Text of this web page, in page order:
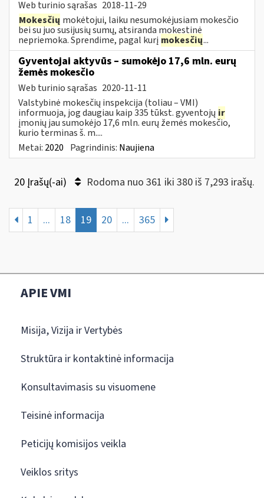
Web turinio sąrašas 2018-11-29
Mokesčių mokėtojui, laiku nesumokėjusiam mokesčio
bei su juo susijusių sumų, atsiranda mokestinė
nepriemoka. Sprendime, pagal kurį mokesčių...
Gyventojai aktyvūs – sumokėjo 17,6 mln. eurų
žemės mokesčio
Web turinio sąrašas 2020-11-11
Valstybinė mokesčių inspekcija (toliau – VMI)
informuoja, jog daugiau kaip 335 tūkst. gyventojų ir
įmonių jau sumokėjo 17,6 mln. eurų žemės mokesčio,
kurio terminas š. m....
Metai: 2020 Pagrindinis: Naujiena
20 Įrašų(-ai) Rodoma nuo 361 iki 380 iš 7,293 irašų.
1 ... 18 19 20 ... 365
APIE VMI
Misija, Vizija ir Vertybės
Struktūra ir kontaktinė informacija
Konsultavimasis su visuomene
Teisinė informacija
Peticijų komisijos veikla
Veiklos sritys